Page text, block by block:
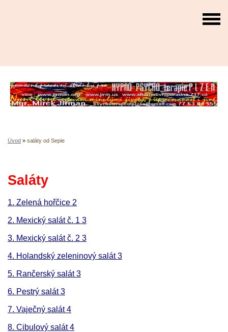
Úvod » saláty od Sepie
Saláty
1. Zelená hořčice 2
2. Mexický salát č. 1 3
3. Mexický salát č. 2 3
4. Holandský zeleninový salát 3
5. Rančerský salát 3
6. Pestrý salát 3
7. Vaječný salát 4
8. Cibulový salát 4